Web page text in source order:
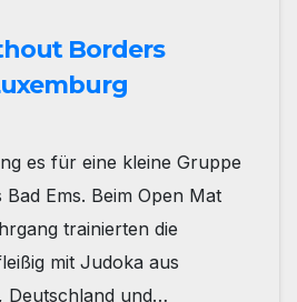
Borders
es für eine kleine Gruppe
Ems. Beim Open Mat
trainierten die
mit Judoka aus
Deutschland und…